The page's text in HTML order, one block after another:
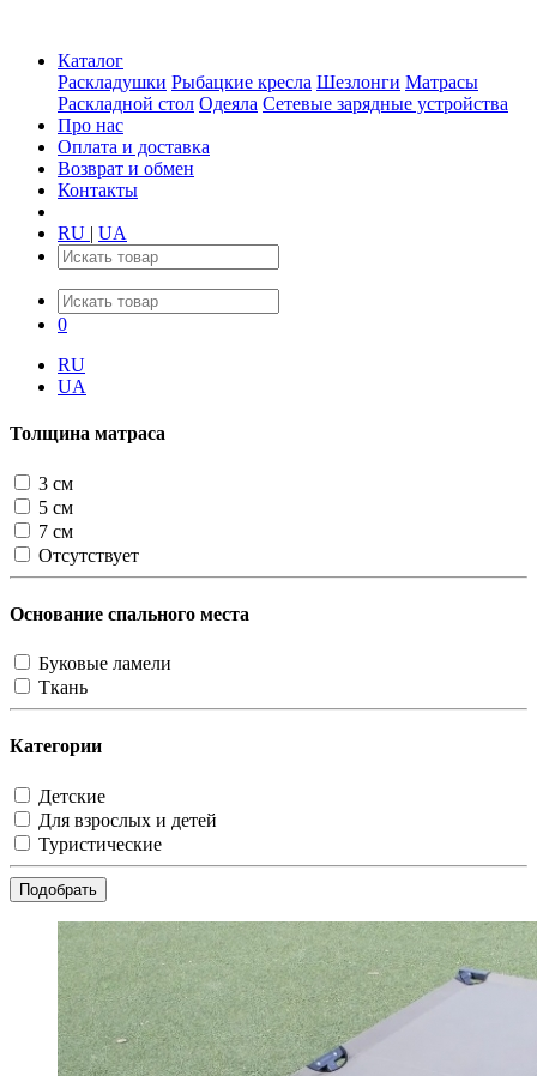
Каталог
Раскладушки Рыбацкие кресла Шезлонги Матрасы
Раскладной стол Одеяла Сетевые зарядные устройства
Про нас
Оплата и доставка
Возврат и обмен
Контакты
RU | UA
0
RU
UA
Толщина матраса
3 см
5 см
7 см
Отсутствует
Основание спального места
Буковые ламели
Ткань
Категории
Детские
Для взрослых и детей
Туристические
Подобрать